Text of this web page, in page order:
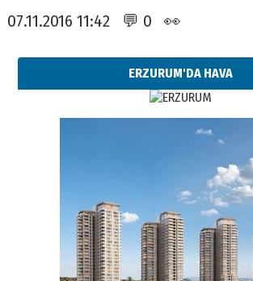
07.11.2016 11:42 💬 0 👀
ERZURUM'DA HAVA